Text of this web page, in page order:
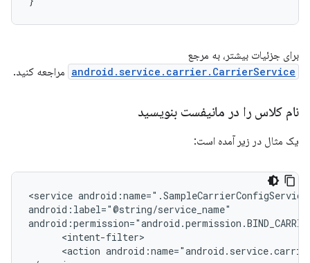
برای جزئیات بیشتر، به مرجع
android.service.carrier.CarrierService مراجعه کنید.
نام کلاس را در مانیفست بنویسید
یک مثال در زیر آمده است:
<service
android:label="@string/service_name"
      <intent-filter>
<action